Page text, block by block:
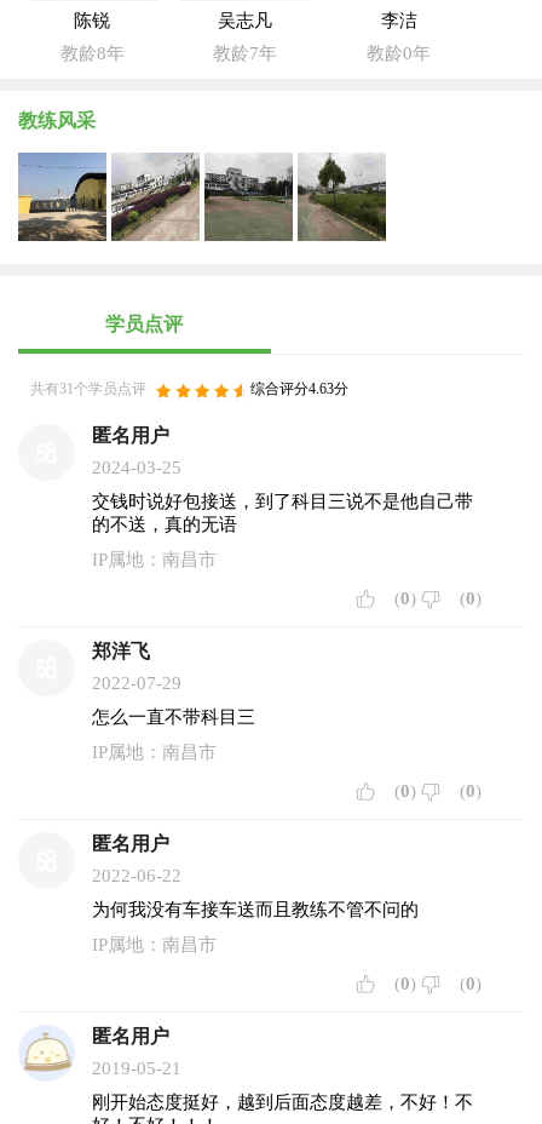
陈锐
教龄8年
吴志凡
教龄7年
李洁
教龄0年
教练风采
学员点评
共有31个学员点评 综合评分4.63分
匿名用户
2024-03-25
交钱时说好包接送，到了科目三说不是他自己带
的不送，真的无语
IP属地：南昌市
(0) (0)
郑洋飞
2022-07-29
怎么一直不带科目三
IP属地：南昌市
(0) (0)
匿名用户
2022-06-22
为何我没有车接车送而且教练不管不问的
IP属地：南昌市
(0) (0)
匿名用户
2019-05-21
刚开始态度挺好，越到后面态度越差，不好！不